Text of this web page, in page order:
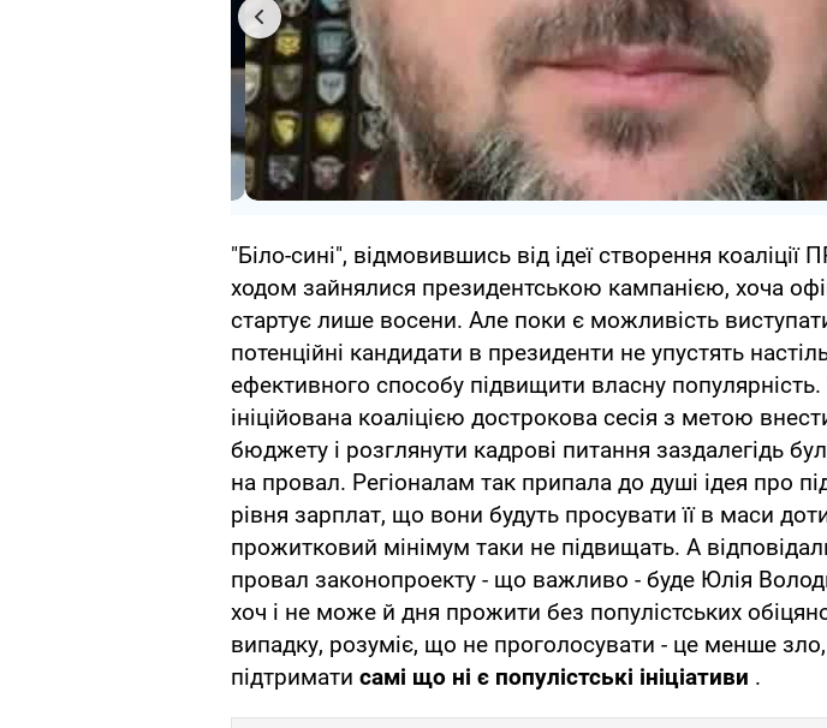
"Біло-сині", відмовившись від ідеї створення
ходом зайнялися президентською кампанією, хоча
стартує лише восени. Але поки є можливість
потенційні кандидати в президенти не упустять
ефективного способу підвищити власну
ініційована коаліцією дострокова сесія з метою
бюджету і розглянути кадрові питання заздалегідь
на провал. Регіоналам так припала до душі ідея про
рівня зарплат, що вони будуть просувати її в маси
прожитковий мінімум таки не підвищать. А
провал законопроекту - що важливо - буде Юлія
хоч і не може й дня прожити без популістських
випадку, розуміє, що не проголосувати - це менше
підтримати самі що ні є популістські ініціативи .